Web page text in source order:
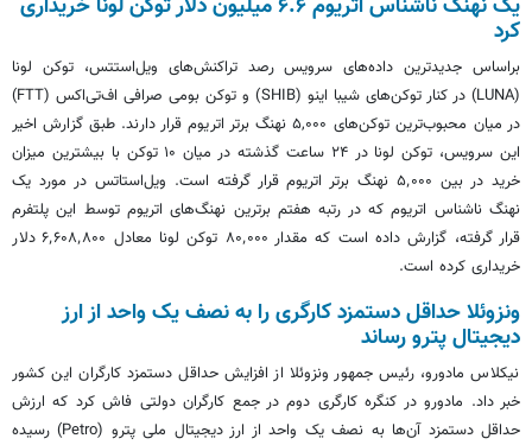
کرد
براساس جدیدترین داده‌های سرویس رصد تراکنش‌های ویل‌استتس، توکن لونا
(LUNA) در کنار توکن‌های شیبا اینو (SHIB) و توکن بومی صرافی اف‌تی‌اکس (FTT)
در میان محبوب‌ترین توکن‌های ۵,۰۰۰ نهنگ برتر اتریوم قرار دارند. طبق گزارش اخیر
این سرویس، توکن لونا در ۲۴ ساعت گذشته در میان ۱۰ توکن با بیشترین میزان
خرید در بین ۵٬۰۰۰ نهنگ برتر اتریوم قرار گرفته است. ویل‌استاتس در مورد یک
نهنگ ناشناس اتریوم که در رتبه هفتم برترین نهنگ‌های اتریوم توسط این پلتفرم
قرار گرفته، گزارش داده است که مقدار ۸۰٬۰۰۰ توکن لونا معادل ۶٬۶۰۸٬۸۰۰ دلار
خریداری کرده است.
ونزوئلا حداقل دستمزد کارگری را به نصف یک واحد از ارز
دیجیتال پترو رساند
نیکلاس مادورو، رئیس جمهور ونزوئلا از افزایش حداقل دستمزد کارگران این کشور
خبر داد. مادورو در کنگره کارگری دوم در جمع کارگران دولتی فاش کرد که ارزش
حداقل دستمزد آن‌ها به نصف یک واحد از ارز دیجیتال ملی پترو (Petro) رسیده